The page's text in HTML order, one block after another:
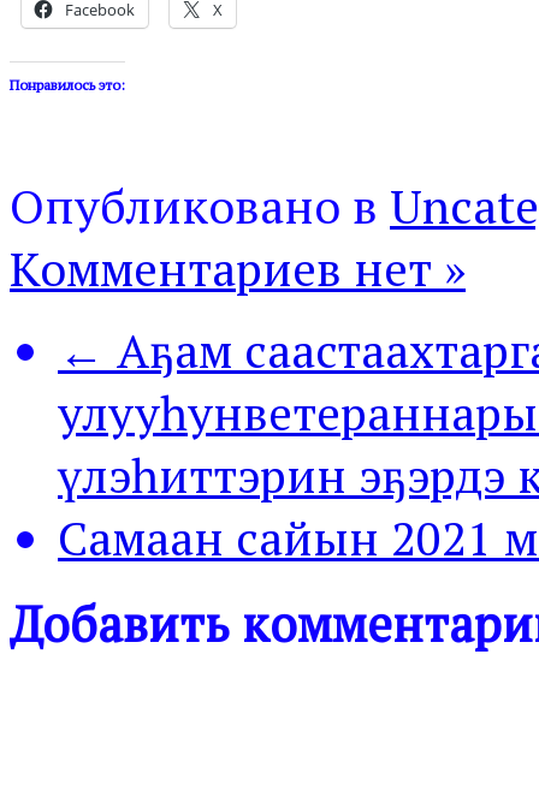
Facebook X
Понравилось это:
Опубликовано в
Комментариев нет »
← Аҕам
үлэһиттэрин эҕэрдэ
Самаан сайын 2021
Добавить